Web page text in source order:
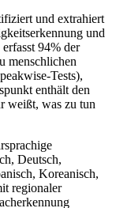
und extrahiert
und
94% der
menschlichen
Tests),
enthält den
weißt, was zu tun
Deutsch,
Koreanisch,
regionaler